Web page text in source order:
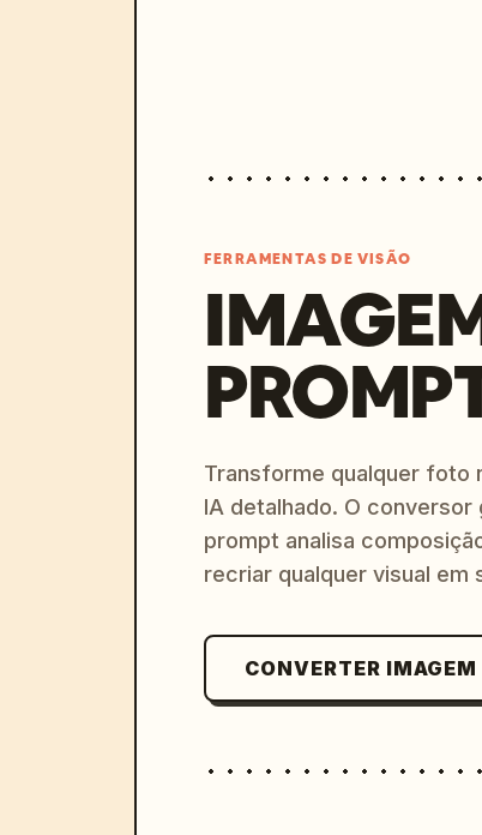
FERRAMENTAS DE VISÃO
Transforme qualquer foto
IA detalhado. O
prompt analisa
recriar qualquer visual em
CONVERTER